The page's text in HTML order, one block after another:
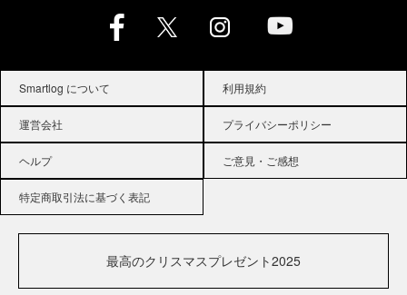
Smartlog について 利用規約
運営会社 プライバシーポリシー
ヘルプ ご意見・ご感想
特定商取引法に基づく表記
最高のクリスマスプレゼント2025